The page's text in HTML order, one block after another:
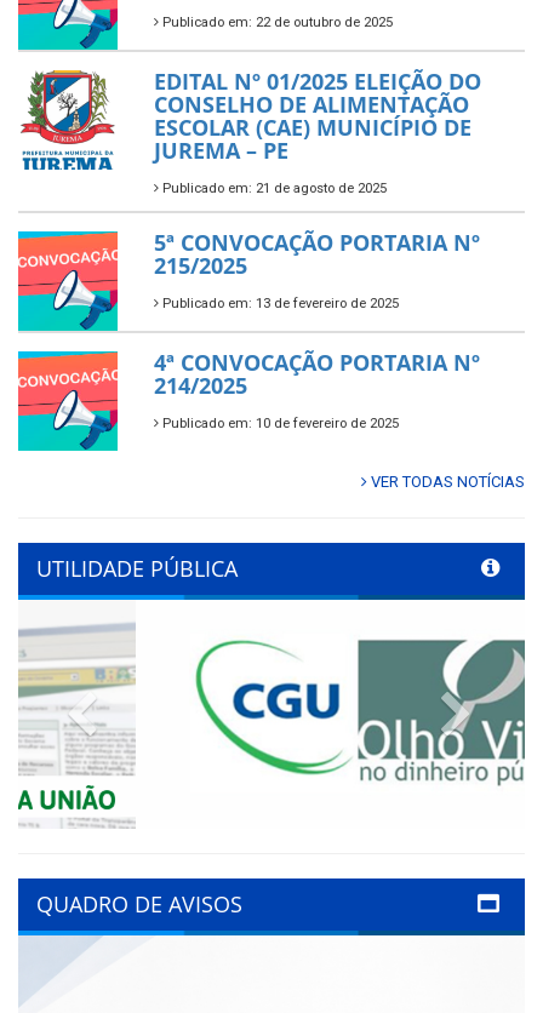
Publicado em: 22 de outubro de 2025
EDITAL Nº 01/2025 ELEIÇÃO DO
CONSELHO DE ALIMENTAÇÃO
ESCOLAR (CAE) MUNICÍPIO DE
JUREMA – PE
Publicado em: 21 de agosto de 2025
5ª CONVOCAÇÃO PORTARIA Nº
215/2025
Publicado em: 13 de fevereiro de 2025
4ª CONVOCAÇÃO PORTARIA Nº
214/2025
Publicado em: 10 de fevereiro de 2025
VER TODAS NOTÍCIAS
UTILIDADE PÚBLICA
Previous Next
QUADRO DE AVISOS